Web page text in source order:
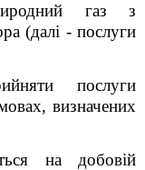
газ з
(далі - послуги
послуги
визначених
на добовій